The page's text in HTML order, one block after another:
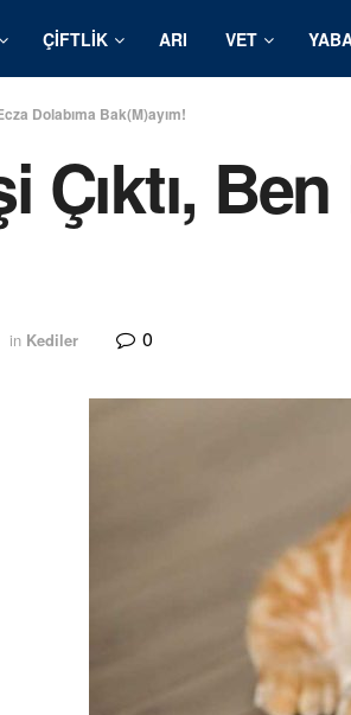
ÇIFTLIK ARI VET
Dolabıma Bak(M)ayım!
in Kediler 0